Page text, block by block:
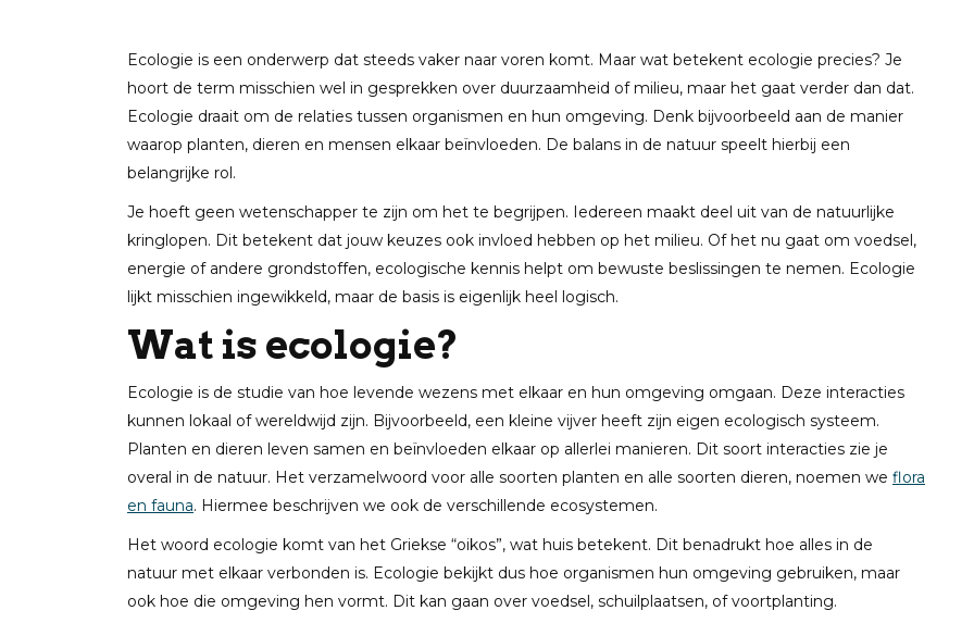
Ecologie is een onderwerp dat steeds vaker naar voren komt. Maar wat betekent ecologie precies? Je
hoort de term misschien wel in gesprekken over duurzaamheid of milieu, maar het gaat verder dan dat.
Ecologie draait om de relaties tussen organismen en hun omgeving. Denk bijvoorbeeld aan de manier
waarop planten, dieren en mensen elkaar beïnvloeden. De balans in de natuur speelt hierbij een
belangrijke rol.
Je hoeft geen wetenschapper te zijn om het te begrijpen. Iedereen maakt deel uit van de natuurlijke
kringlopen. Dit betekent dat jouw keuzes ook invloed hebben op het milieu. Of het nu gaat om voedsel,
energie of andere grondstoffen, ecologische kennis helpt om bewuste beslissingen te nemen. Ecologie
lijkt misschien ingewikkeld, maar de basis is eigenlijk heel logisch.
Wat is ecologie?
Ecologie is de studie van hoe levende wezens met elkaar en hun omgeving omgaan. Deze interacties
kunnen lokaal of wereldwijd zijn. Bijvoorbeeld, een kleine vijver heeft zijn eigen ecologisch systeem.
Planten en dieren leven samen en beïnvloeden elkaar op allerlei manieren. Dit soort interacties zie je
overal in de natuur. Het verzamelwoord voor alle soorten planten en alle soorten dieren, noemen we flora
en fauna. Hiermee beschrijven we ook de verschillende ecosystemen.
Het woord ecologie komt van het Griekse “oikos”, wat huis betekent. Dit benadrukt hoe alles in de
natuur met elkaar verbonden is. Ecologie bekijkt dus hoe organismen hun omgeving gebruiken, maar
ook hoe die omgeving hen vormt. Dit kan gaan over voedsel, schuilplaatsen, of voortplanting.